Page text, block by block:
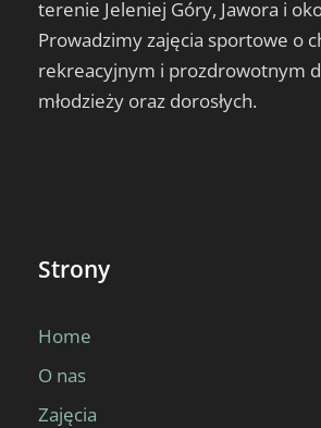
terenie Jeleniej Góry, Jawora i
Prowadzimy zajęcia sportowe o
rekreacyjnym i prozdrowotnym
młodzieży oraz dorosłych.
Strony
Home
O nas
Zajęcia